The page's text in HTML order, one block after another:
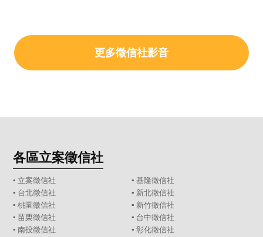
更多徵信社影音
各區立案徵信社
▪ 立案徵信社 ▪ 基隆徵信社
▪ 台北徵信社 ▪ 新北徵信社
▪桃園徵信社 ▪ 新竹徵信社
▪苗栗徵信社 ▪ 台中徵信社
▪南投徵信社 ▪ 彰化徵信社